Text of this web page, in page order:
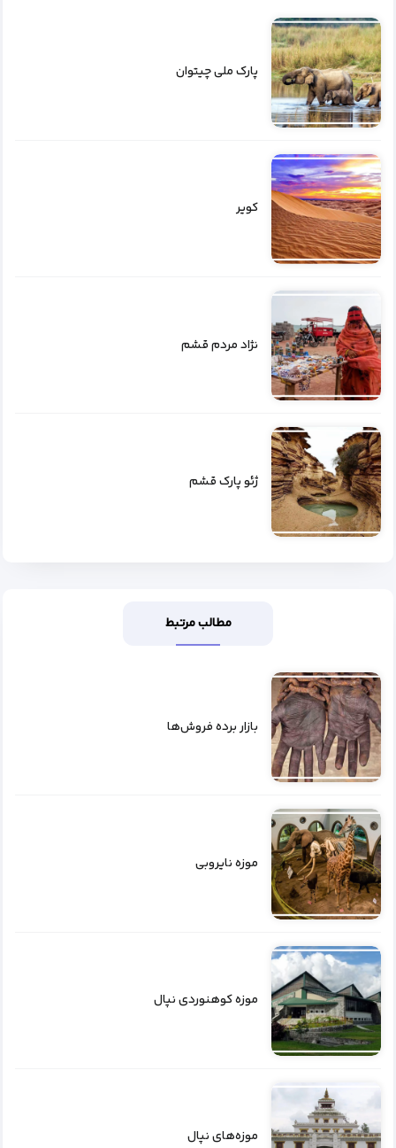
پارک ملی چیتوان
کویر
نژاد مردم قشم
ژئو پارک قشم
مطالب مرتبط
بازار برده فروش‌ها
موزه نایروبی
موزه کوهنوردی نپال
موزه‌های نپال